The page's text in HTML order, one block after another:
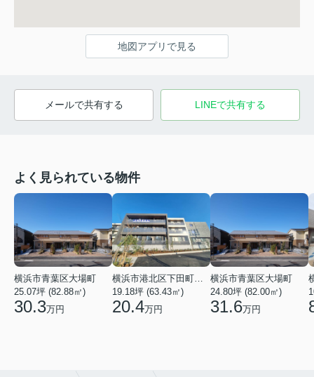
地図アプリで見る
メールで共有する LINEで共有する
よく見られている物件
横浜市青葉区大場町
25.07坪 (82.88㎡)
30.3万円
19.18坪 (63.43㎡)
20.4万円
横浜市青葉区大場町
24.80坪 (82.00㎡)
31.6万円